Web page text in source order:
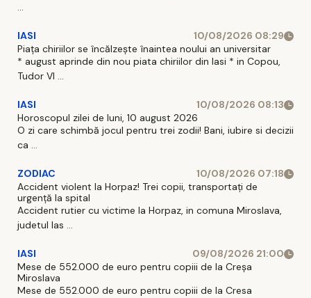
...
IASI
10/08/2026 08:29
Piața chiriilor se încălzește înaintea noului an universitar
* august aprinde din nou piata chiriilor din Iasi * in Copou,
Tudor Vl ...
IASI
10/08/2026 08:13
Horoscopul zilei de luni, 10 august 2026
O zi care schimbă jocul pentru trei zodii! Bani, iubire si decizii
ca ...
ZODIAC
10/08/2026 07:18
Accident violent la Horpaz! Trei copii, transportați de
urgență la spital
Accident rutier cu victime la Horpaz, in comuna Miroslava,
judetul Ias ...
IASI
09/08/2026 21:00
Mese de 552.000 de euro pentru copiii de la Creșa
Miroslava
Mese de 552.000 de euro pentru copiii de la Cresa